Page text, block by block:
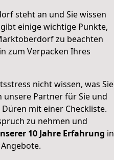
steht an und Sie wissen
einige wichtige Punkte,
zu beachten
zum Verpacken Ihres
nicht wissen, was Sie
Partner für Sie und
Düren mit einer Checkliste.
zu nehmen und
10 Jahre Erfahrung in